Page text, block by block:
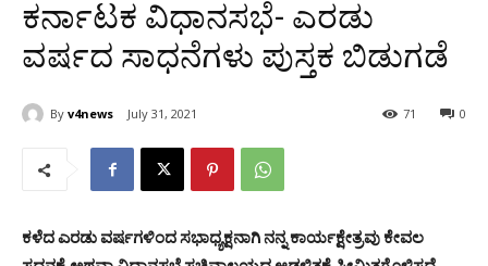
ಕರ್ನಾಟಕ ವಿಧಾನಸಭೆ- ಎರಡು
ವರ್ಷದ ಸಾಧನೆಗಳು ಪುಸ್ತಕ ಬಿಡುಗಡೆ
By v4news July 31, 2021 0
71
ಕಳೆದ ಎರಡು ವರ್ಷಗಳಿಂದ ಸಭಾಧ್ಯಕ್ಷನಾಗಿ ನನ್ನ ಕಾರ್ಯಕ್ಷೇತ್ರವು ಕೇವಲ